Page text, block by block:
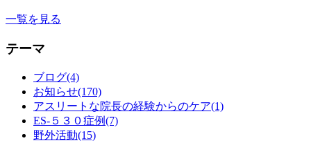
一覧を見る
テーマ
ブログ(4)
お知らせ(170)
アスリートな院長の経験からのケア(1)
ES-５３０症例(7)
野外活動(15)